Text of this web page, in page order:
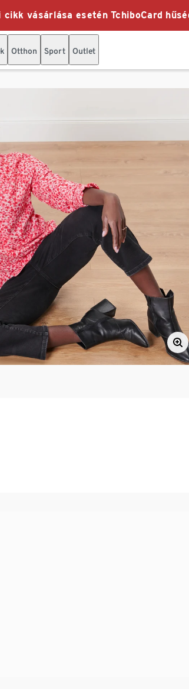
vásárlása esetén TchiboCard
Otthon Sport Outlet